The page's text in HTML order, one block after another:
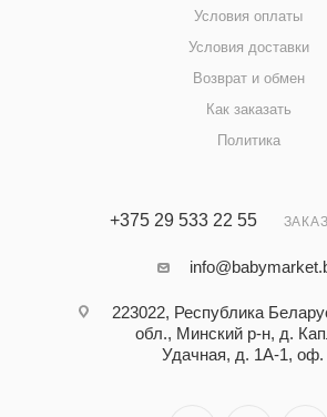
Условия оплаты
Условия доставки
Возврат и обмен
Как заказать
Политика
+375 29 533 22 55
223022, Республика
обл., Минский р-н, д.
Удачная, д. 1А-1, оф.